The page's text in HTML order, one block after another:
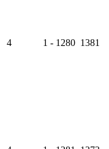
4 1 - 1280 1381